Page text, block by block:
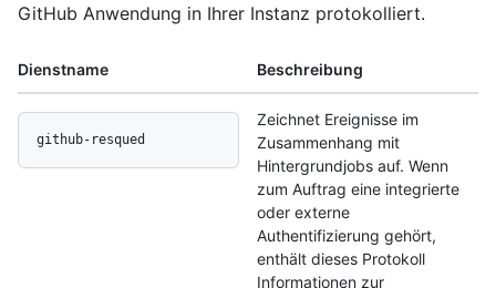
GitHub Anwendung in Ihrer Instanz protokolliert.
Dienstname Beschreibung
github-resqued
Zeichnet Ereignisse im
Zusammenhang mit
Hintergrundjobs auf. Wenn
zum Auftrag eine integrierte
oder externe
Authentifizierung gehört,
enthält dieses Protokoll
Informationen zur